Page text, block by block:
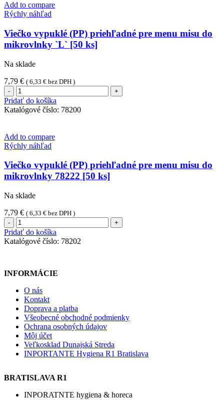
Add to compare
Rýchly náhľad
Viečko vypuklé (PP) priehľadné pre menu misu do
mikrovlnky `L` [50 ks]
Na sklade
7,79 € ( 6,33 € bez DPH )
množstvo
Viečko
vypuklé
(PP)
pre
menu
misu
do
mikrovlnky
`L`
ks]
Pridať do košíka
Katalógové číslo: 78200
Add to compare
Rýchly náhľad
Viečko vypuklé (PP) priehľadné pre menu misu do
mikrovlnky 78222 [50 ks]
Na sklade
7,79 € ( 6,33 € bez DPH )
množstvo
Viečko
vypuklé
(PP)
menu
do
mikrovlnky
78222
[50
ks]
Pridať do košíka
Katalógové číslo: 78202
INFORMÁCIE
O nás
Kontakt
Doprava a platba
Všeobecné obchodné podmienky
Ochrana osobných údajov
Môj účet
Veľkosklad Dunajská Streda
INPORTANTE Hygiena R1 Bratislava
BRATISLAVA R1
INPORATNTE hygiena & horeca